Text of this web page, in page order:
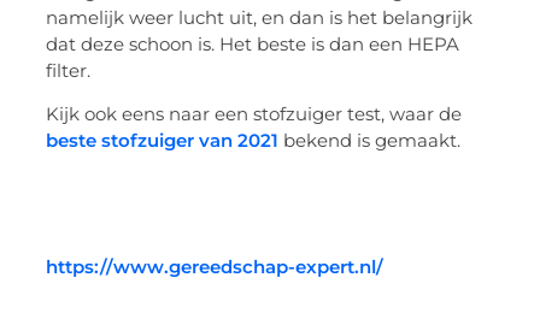
namelijk weer lucht uit, en dan is het belangrijk
dat deze schoon is. Het beste is dan een HEPA
filter.
Kijk ook eens naar een stofzuiger test, waar de
beste stofzuiger van 2021 bekend is gemaakt.
https://www.gereedschap-expert.nl/